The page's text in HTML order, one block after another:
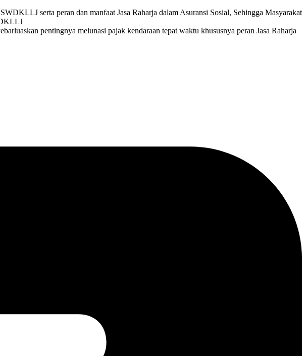
serta peran dan manfaat Jasa Raharja dalam Asuransi Sosial, Sehingga Masyarakat
pentingnya melunasi pajak kendaraan tepat waktu khususnya peran Jasa Raharja